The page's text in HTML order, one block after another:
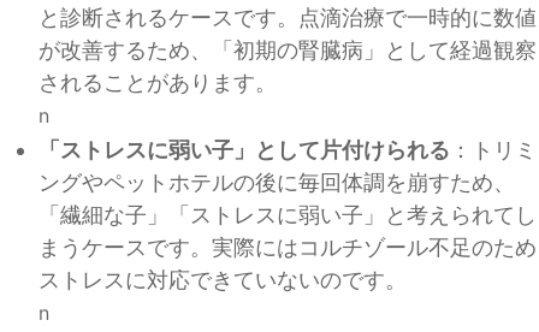
と診断されるケースです。点滴治療で一時的に数値
が改善するため、「初期の腎臓病」として経過観察
されることがあります。
n
「ストレスに弱い子」として片付けられる ：トリミ
ングやペットホテルの後に毎回体調を崩すため、
「繊細な子」「ストレスに弱い子」と考えられてし
まうケースです。実際にはコルチゾール不足のため
ストレスに対応できていないのです。
n